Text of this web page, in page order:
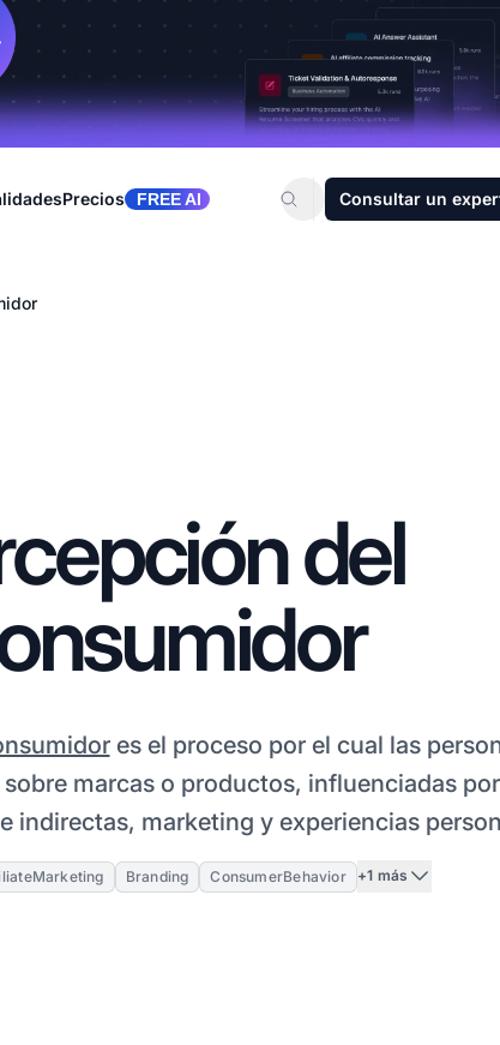
Precios FREE AI Consultar un
del
es el proceso por el cual las
marcas o productos, influenciadas por
indirectas, marketing y experiencias
Branding ConsumerBehavior +1 más